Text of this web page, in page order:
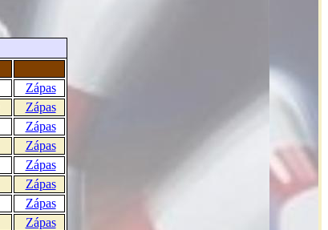
Zápas
Zápas
Zápas
Zápas
Zápas
Zápas
Zápas
Zápas